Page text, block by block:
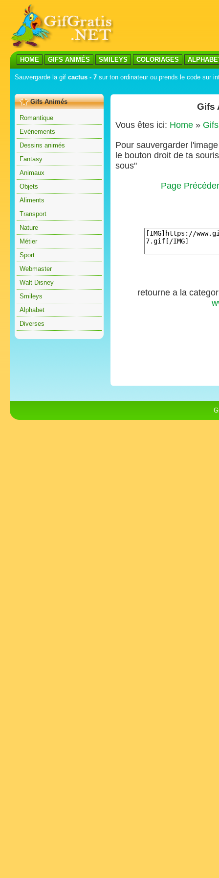
HOME GIFS ANIMÉS SMILEYS COLORIAGES
Sauvergarde la gif cactus - 7 sur ton ordinateur ou prends le code sur
Gifs Animés
Romantique
Evénements
Dessins animés
Fantasy
Animaux
Objets
Aliments
Transport
Nature
Métier
Sport
Webmaster
Walt Disney
Smileys
Alphabet
Diverses
Gifs
Vous êtes ici: Home »
Pour sauvergarder
le bouton droit de ta
sous"
Page
retourne a la